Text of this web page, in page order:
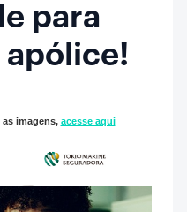
para
apólice!
imagens, acesse aqui